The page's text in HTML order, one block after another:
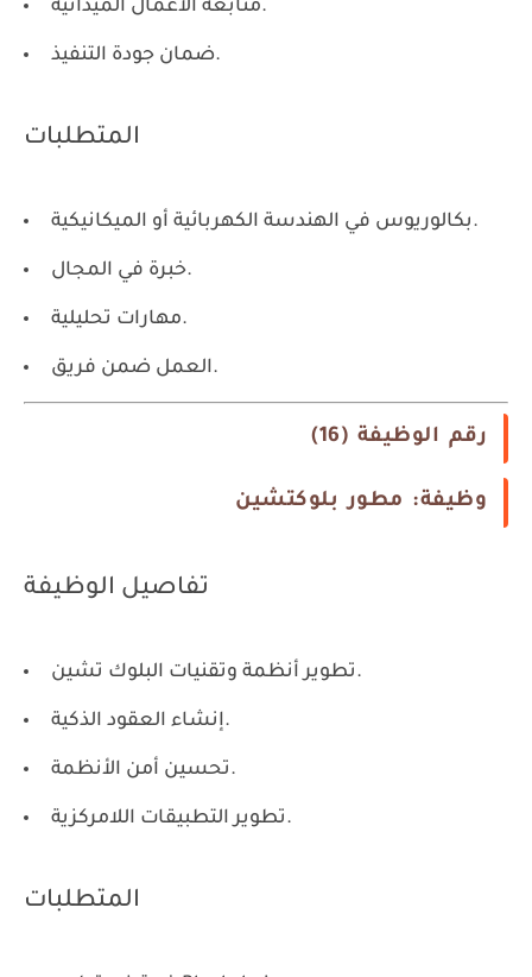
متابعة الأعمال الميدانية.
ضمان جودة التنفيذ.
المتطلبات
بكالوريوس في الهندسة الكهربائية أو الميكانيكية.
خبرة في المجال.
مهارات تحليلية.
العمل ضمن فريق.
رقم الوظيفة (16)
وظيفة: مطور بلوكتشين
تفاصيل الوظيفة
تطوير أنظمة وتقنيات البلوك تشين.
إنشاء العقود الذكية.
تحسين أمن الأنظمة.
تطوير التطبيقات اللامركزية.
المتطلبات